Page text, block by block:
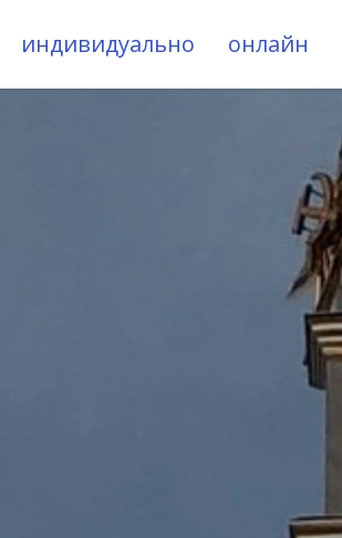
индивидуально онлайн